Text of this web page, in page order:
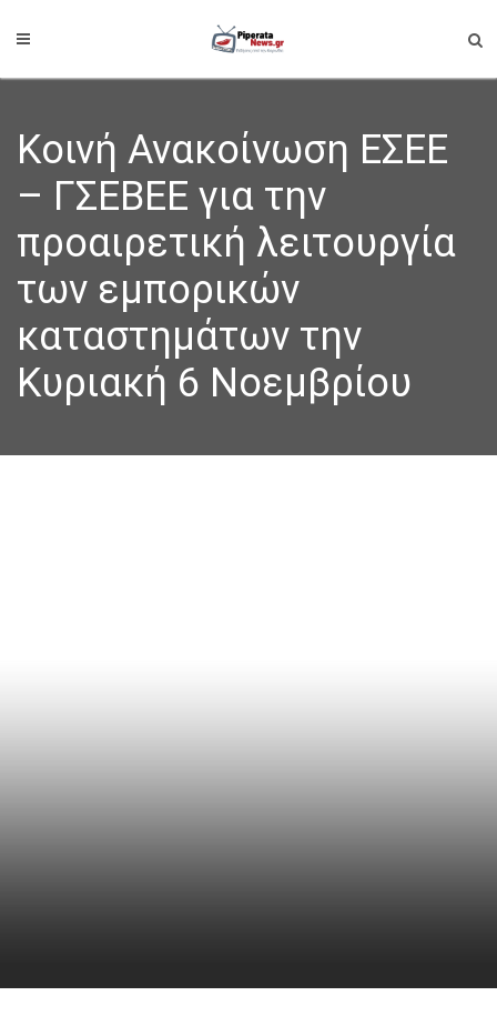
Κοινή Ανακοίνωση ΕΣΕΕ
– ΓΣΕΒΕΕ για την
προαιρετική λειτουργία
των εμπορικών
καταστημάτων την
Κυριακή 6 Νοεμβρίου